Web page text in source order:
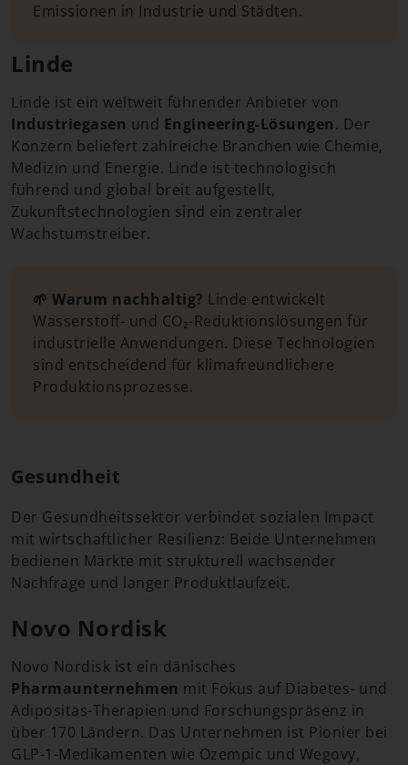
Emissionen in Industrie und Städten.
Linde
Linde ist ein weltweit führender Anbieter von
Industriegasen und Engineering-Lösungen. Der
Konzern beliefert zahlreiche Branchen wie Chemie,
Medizin und Energie. Linde ist technologisch
führend und global breit aufgestellt,
Zukunftstechnologien sind ein zentraler
Wachstumstreiber.
🌱 Warum nachhaltig? Linde entwickelt
Wasserstoff- und CO₂-Reduktionslösungen für
industrielle Anwendungen. Diese Technologien
sind entscheidend für klimafreundlichere
Produktionsprozesse.
Gesundheit
Der Gesundheitssektor verbindet sozialen Impact
mit wirtschaftlicher Resilienz: Beide Unternehmen
bedienen Märkte mit strukturell wachsender
Nachfrage und langer Produktlaufzeit.
Novo Nordisk
Novo Nordisk ist ein dänisches
Pharmaunternehmen mit Fokus auf Diabetes- und
Adipositas-Therapien und Forschungspräsenz in
über 170 Ländern. Das Unternehmen ist Pionier bei
GLP-1-Medikamenten wie Ozempic und Wegovy,